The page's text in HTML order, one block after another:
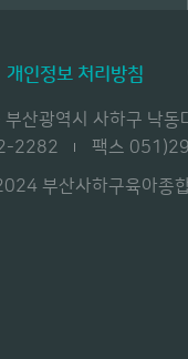
개인정보 처리방침
산광역시 사하구 낙동
2282
팩스
부산사하구육아종